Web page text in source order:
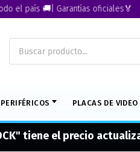
país 🚚| Garantías oficiales🏅
PERIFÉRICOS PLACAS DE VIDEO
tiene el precio